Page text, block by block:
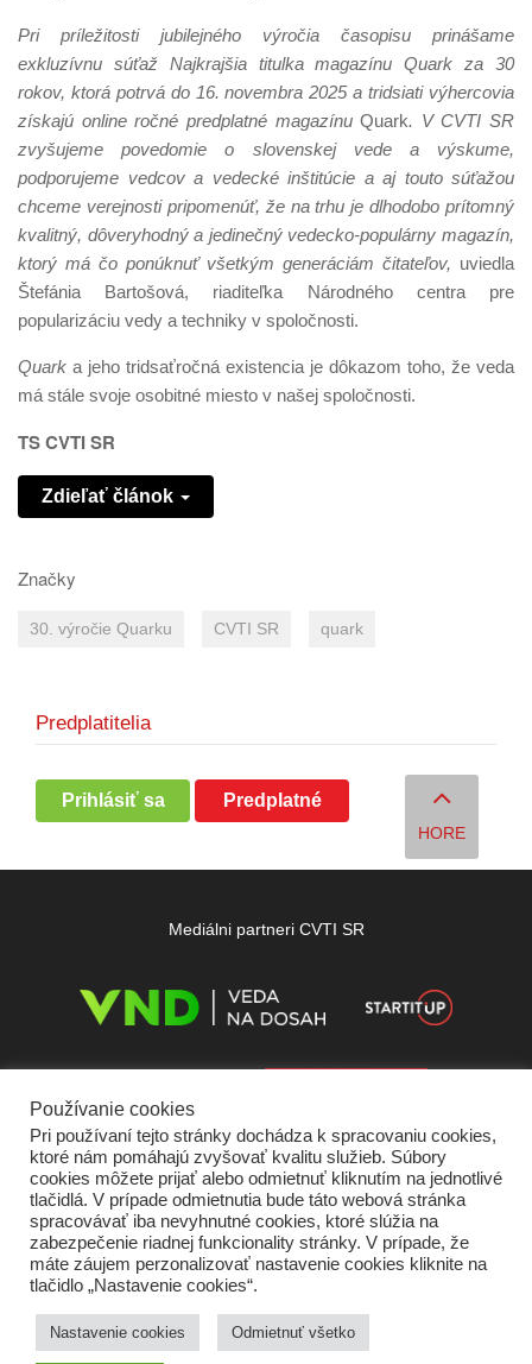
Pri príležitosti jubilejného výročia časopisu prinášame
exkluzívnu súťaž Najkrajšia titulka magazínu Quark za 30
rokov, ktorá potrvá do 16. novembra 2025 a tridsiati výhercovia
získajú online ročné predplatné magazínuQuark. V CVTI SR
zvyšujeme povedomie o slovenskej vede a výskume,
podporujeme vedcov a vedecké inštitúcie a aj touto súťažou
chceme verejnosti pripomenúť, že na trhu je dlhodobo prítomný
kvalitný, dôveryhodný a jedinečný vedecko-populárny magazín,
ktorý má čo ponúknuť všetkým generáciám čitateľov, uviedla
Štefánia Bartošová, riaditeľka Národného centra pre
popularizáciu vedy a techniky v spoločnosti.
Quark a jeho tridsaťročná existencia je dôkazom toho, že veda
má stále svoje osobitné miesto v našej spoločnosti.
TS CVTI SR
Zdieľať článok
Značky
30. výročie Quarku CVTI SR quark
Predplatitelia
Prihlásiť sa Predplatné
HORE
Mediálni partneri CVTI SR
Domov O nás Kontakt Vydavateľ
Podmienky používania
Ochrana súkromia Štatút súťaží
Partneri
RSS Sitemap
Používanie cookies
Pri používaní tejto stránky dochádza k spracovaniu cookies,
ktoré nám pomáhajú zvyšovať kvalitu služieb. Súbory
cookies môžete prijať alebo odmietnuť kliknutím na jednotlivé
tlačidlá. V prípade odmietnutia bude táto webová stránka
spracovávať iba nevyhnutné cookies, ktoré slúžia na
zabezpečenie riadnej funkcionality stránky. V prípade, že
máte záujem perzonalizovať nastavenie cookies kliknite na
tlačidlo „Nastavenie cookies“.
Nastavenie cookies Odmietnuť všetko